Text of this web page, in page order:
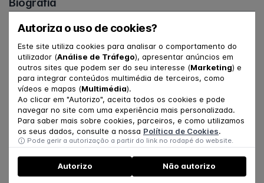
Autoriza o uso de cookies?
Este site utiliza cookies para analisar o comportamento do
utilizador (Análise de Tráfego), apresentar anúncios em
outros sites que podem ser do seu interesse (Marketing) e
para integrar conteúdos multimédia de terceiros, como
vídeos e mapas (Multimédia).
Ao clicar em "Autorizo", aceita todos os cookies e pode
navegar no site com uma experiência mais personalizada.
Para saber mais sobre cookies, parceiros, e como utilizamos
os seus dados, consulte a nossa Política de Cookies.
Pode gerir a autorização a partir do link no rodapé do website.
Autorizo Não autorizo
Funções na UpC3
Supervisora de Psicólogos/as
Ligação à FPCE-UC e ao CINEICC
Investigadora do grupo "Relationships, Development &
Health" do CINEICC